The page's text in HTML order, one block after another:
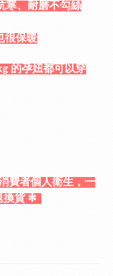
寒、 耐磨不勾絲
很保暖
的孕妞都可以穿
費者個人衛生，一
換貨 ✻